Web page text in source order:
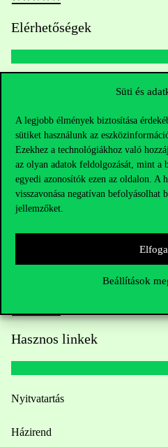
Süti és
A legjobb élmények biztosítása
sütiket használunk az
Ezekhez a technológiákhoz való
az olyan adatok feldolgozását, mint a
egyedi azonosítók ezen az oldalon. A
visszavonása negatívan befolyásolhat
jellemzőket.
Beállítások
Elérhetőségek
+36 1 482 5000
Kérdésed van a felvételivel
Oktatói elérhetőségek
HUB jelenlegi hallgatóinknak
Hasznos linkek
Nyitvatartás
Házirend